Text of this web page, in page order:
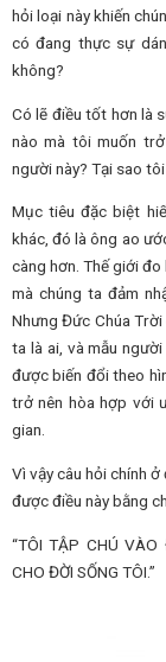
hỏi loại này khiến
có đang thực sự
không?
Có lẽ điều tốt hơn là
nào mà tôi muốn
người này? Tại sao
Mục tiêu đặc biệt
khác, đó là ông ao
càng hơn. Thế giới
mà chúng ta đảm
Nhưng Đức Chúa
ta là ai, và mẫu
được biến đổi theo
trở nên hòa hợp với
gian.
Vì vậy câu hỏi chính
được điều này bằng
“TÔI TẬP CHÚ VÀO
CHO ĐỜI SỐNG TÔI.”